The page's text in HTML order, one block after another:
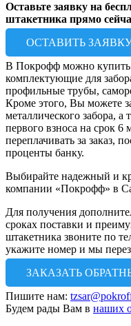
Оставьте заявку на
штакетника прямо
ОСТАВИТЬ
В Покрофф можно купить
комплектующие для
профильные трубы,
Кроме этого, Вы можете
металлического забора, а
первого взноса на срок 6
переплачивать за заказ,
проценты банку.
Выбирайте надежный и
компании «Покрофф» в
Для получения
сроках поставки и
штакетника звоните по
укажите номер и мы
ЗАКАЗАТЬ
Пишите нам:
Будем рады Вам в наших